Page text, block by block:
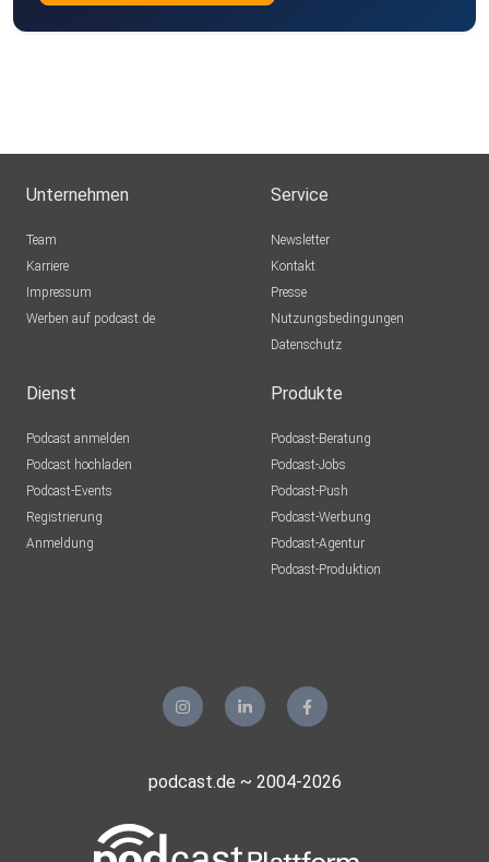
Unternehmen
Team
Karriere
Impressum
Werben auf podcast.de
Service
Newsletter
Kontakt
Presse
Nutzungsbedingungen
Datenschutz
Dienst
Podcast anmelden
Podcast hochladen
Podcast-Events
Registrierung
Anmeldung
Produkte
Podcast-Beratung
Podcast-Jobs
Podcast-Push
Podcast-Werbung
Podcast-Agentur
Podcast-Produktion
podcast.de ~ 2004-2026